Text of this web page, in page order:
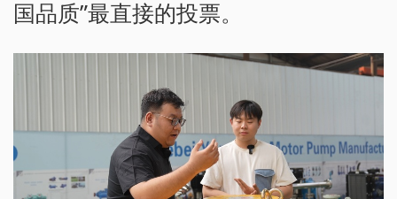
国品质”最直接的投票。